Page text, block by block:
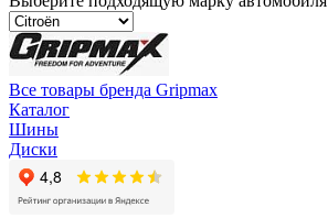
Все товары бренда Gripmax
Каталог
Шины
Диски